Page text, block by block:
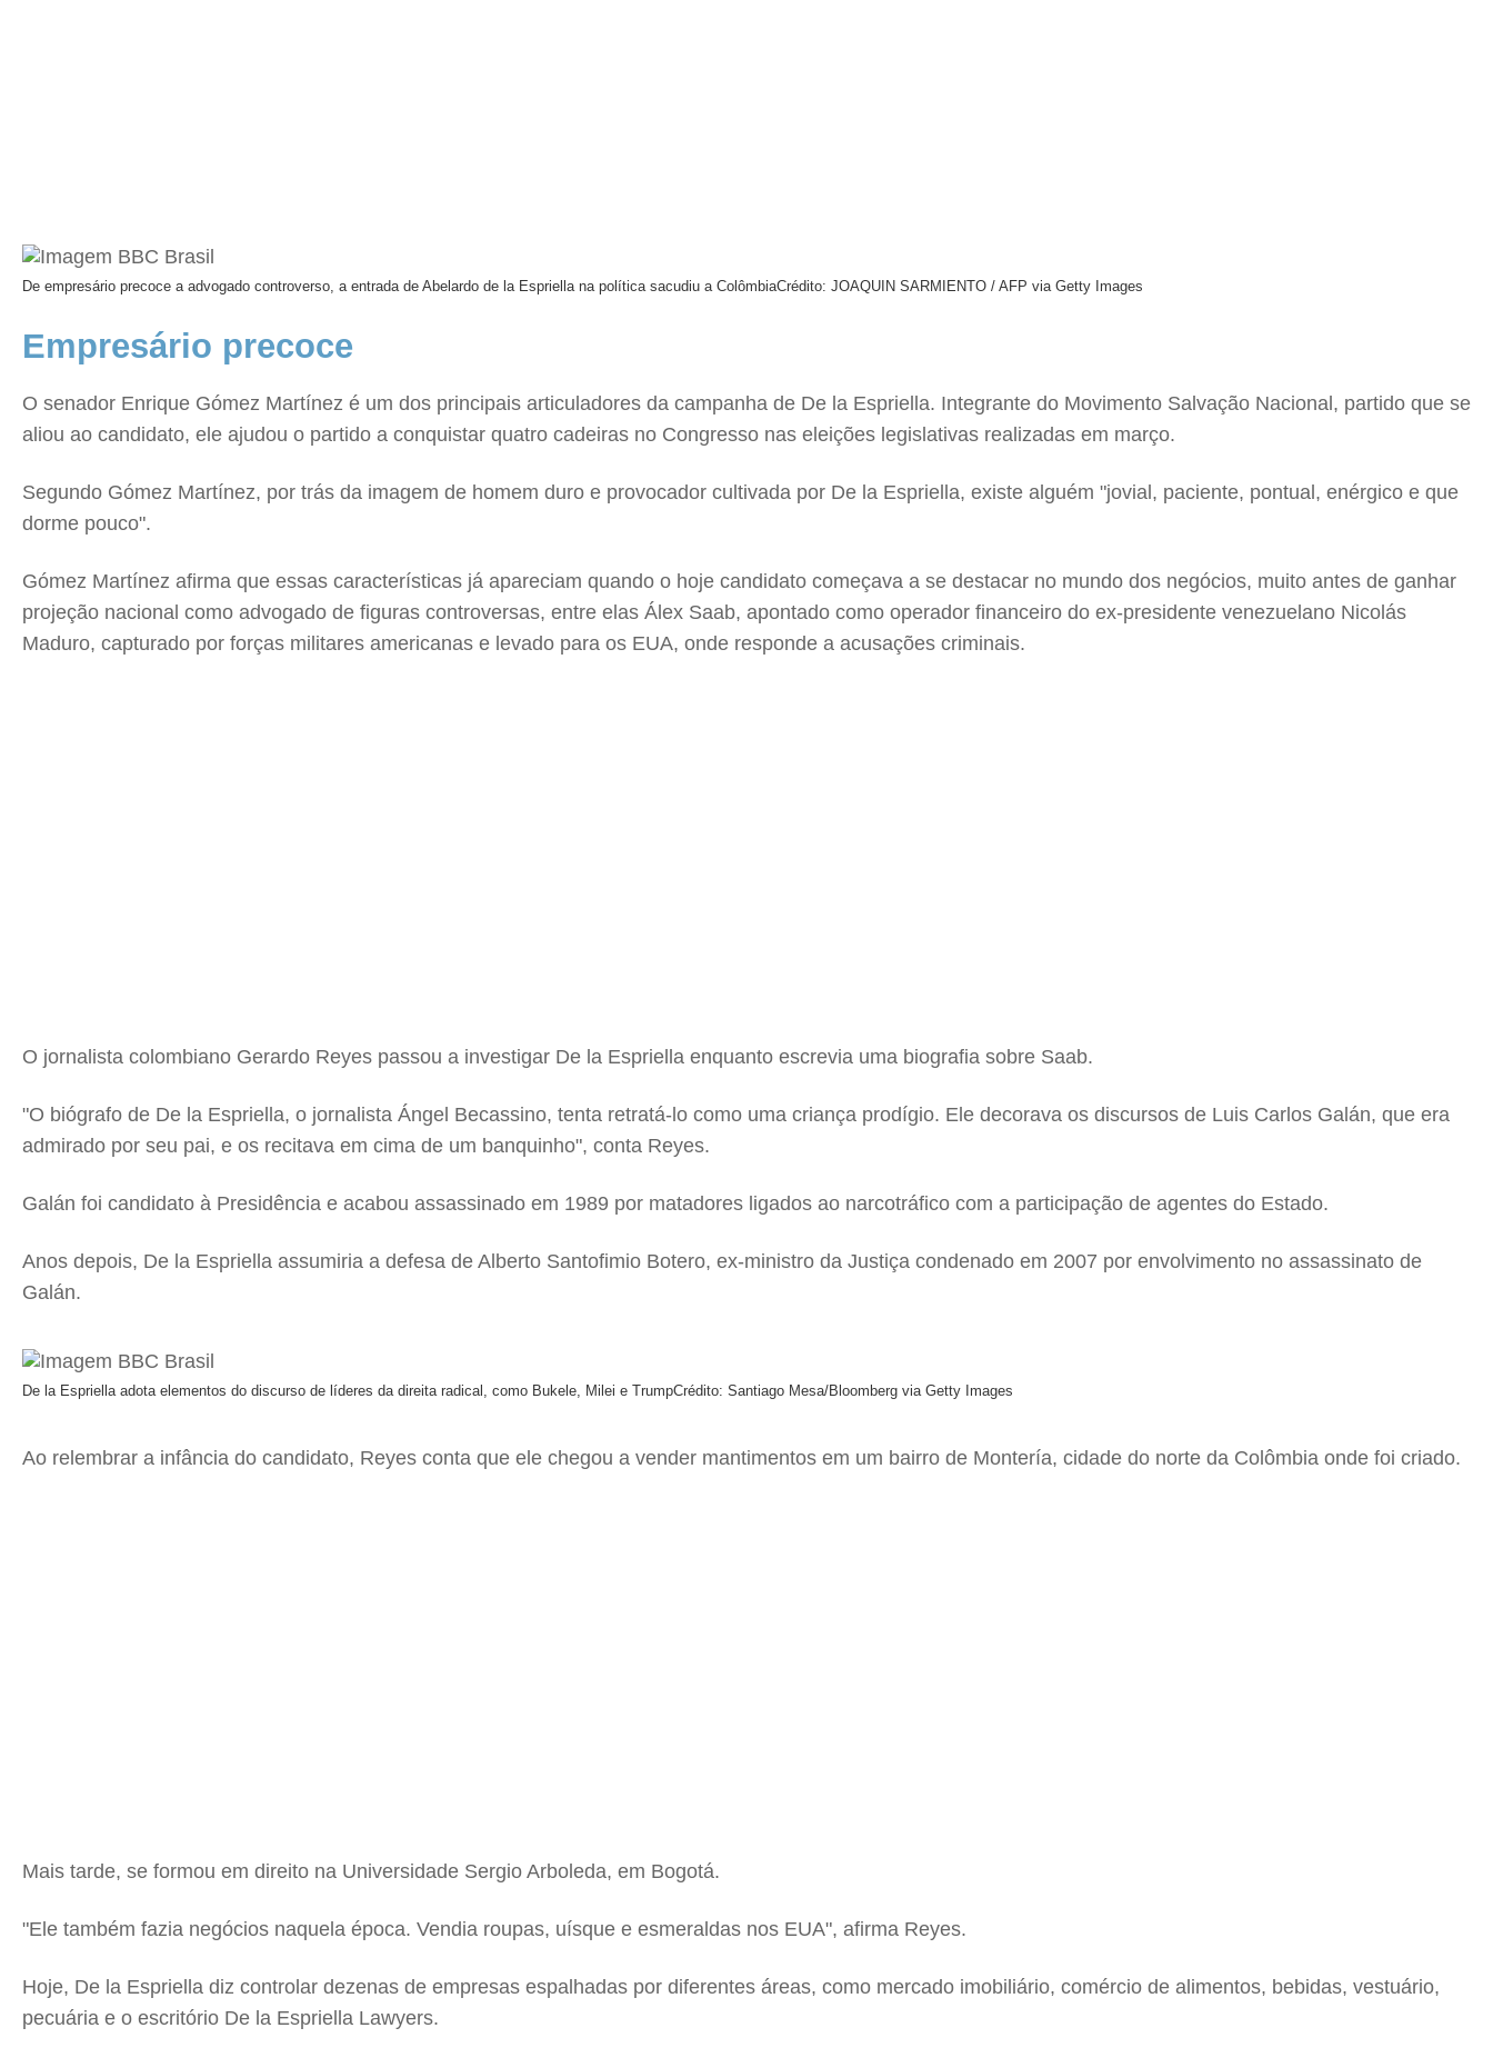
De empresário precoce a advogado controverso, a entrada de Abelardo de la Espriella na política sacudiu a ColômbiaCrédito: JOAQUIN SARMIENTO / AFP via Getty Images
Empresário precoce
O senador Enrique Gómez Martínez é um dos principais articuladores da campanha de De la Espriella. Integrante do Movimento Salvação Nacional, partido que se
aliou ao candidato, ele ajudou o partido a conquistar quatro cadeiras no Congresso nas eleições legislativas realizadas em março.
Segundo Gómez Martínez, por trás da imagem de homem duro e provocador cultivada por De la Espriella, existe alguém "jovial, paciente, pontual, enérgico e que
dorme pouco".
Gómez Martínez afirma que essas características já apareciam quando o hoje candidato começava a se destacar no mundo dos negócios, muito antes de ganhar
projeção nacional como advogado de figuras controversas, entre elas Álex Saab, apontado como operador financeiro do ex-presidente venezuelano Nicolás
Maduro, capturado por forças militares americanas e levado para os EUA, onde responde a acusações criminais.
O jornalista colombiano Gerardo Reyes passou a investigar De la Espriella enquanto escrevia uma biografia sobre Saab.
"O biógrafo de De la Espriella, o jornalista Ángel Becassino, tenta retratá-lo como uma criança prodígio. Ele decorava os discursos de Luis Carlos Galán, que era
admirado por seu pai, e os recitava em cima de um banquinho", conta Reyes.
Galán foi candidato à Presidência e acabou assassinado em 1989 por matadores ligados ao narcotráfico com a participação de agentes do Estado.
Anos depois, De la Espriella assumiria a defesa de Alberto Santofimio Botero, ex-ministro da Justiça condenado em 2007 por envolvimento no assassinato de
Galán.
De la Espriella adota elementos do discurso de líderes da direita radical, como Bukele, Milei e TrumpCrédito: Santiago Mesa/Bloomberg via Getty Images
Ao relembrar a infância do candidato, Reyes conta que ele chegou a vender mantimentos em um bairro de Montería, cidade do norte da Colômbia onde foi criado.
Mais tarde, se formou em direito na Universidade Sergio Arboleda, em Bogotá.
"Ele também fazia negócios naquela época. Vendia roupas, uísque e esmeraldas nos EUA", afirma Reyes.
Hoje, De la Espriella diz controlar dezenas de empresas espalhadas por diferentes áreas, como mercado imobiliário, comércio de alimentos, bebidas, vestuário,
pecuária e o escritório De la Espriella Lawyers.